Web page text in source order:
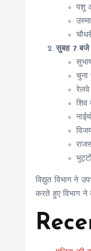
पशु
सुबह 7
चुना
रेलवे
शिव
विद्युत विभाग ने
करते हुए विभाग ने